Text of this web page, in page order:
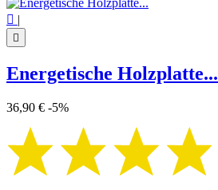
 |

Energetische Holzplatte...
36,90 € -5%